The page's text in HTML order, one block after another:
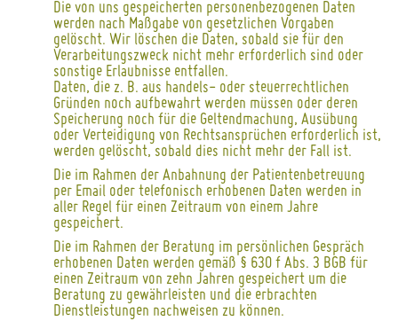
Die von uns gespeicherten personenbezogenen Daten
werden nach Maßgabe von gesetzlichen Vorgaben
gelöscht. Wir löschen die Daten, sobald sie für den
Verarbeitungszweck nicht mehr erforderlich sind oder
sonstige Erlaubnisse entfallen.
Daten, die z. B. aus handels- oder steuerrechtlichen
Gründen noch aufbewahrt werden müssen oder deren
Speicherung noch für die Geltendmachung, Ausübung
oder Verteidigung von Rechtsansprüchen erforderlich ist,
werden gelöscht, sobald dies nicht mehr der Fall ist.
Die im Rahmen der Anbahnung der Patientenbetreuung
per Email oder telefonisch erhobenen Daten werden in
aller Regel für einen Zeitraum von einem Jahre
gespeichert.
Die im Rahmen der Beratung im persönlichen Gespräch
erhobenen Daten werden gemäß § 630 f Abs. 3 BGB für
einen Zeitraum von zehn Jahren gespeichert um die
Beratung zu gewährleisten und die erbrachten
Dienstleistungen nachweisen zu können.